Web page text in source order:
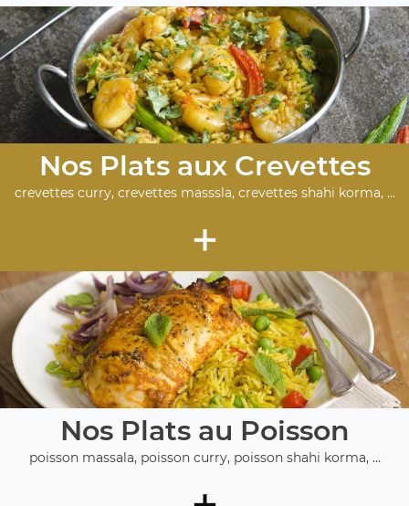
Nos Plats aux Crevettes
crevettes curry, crevettes masssla, crevettes shahi korma, ...
+
Nos Plats au Poisson
poisson massala, poisson curry, poisson shahi korma, ...